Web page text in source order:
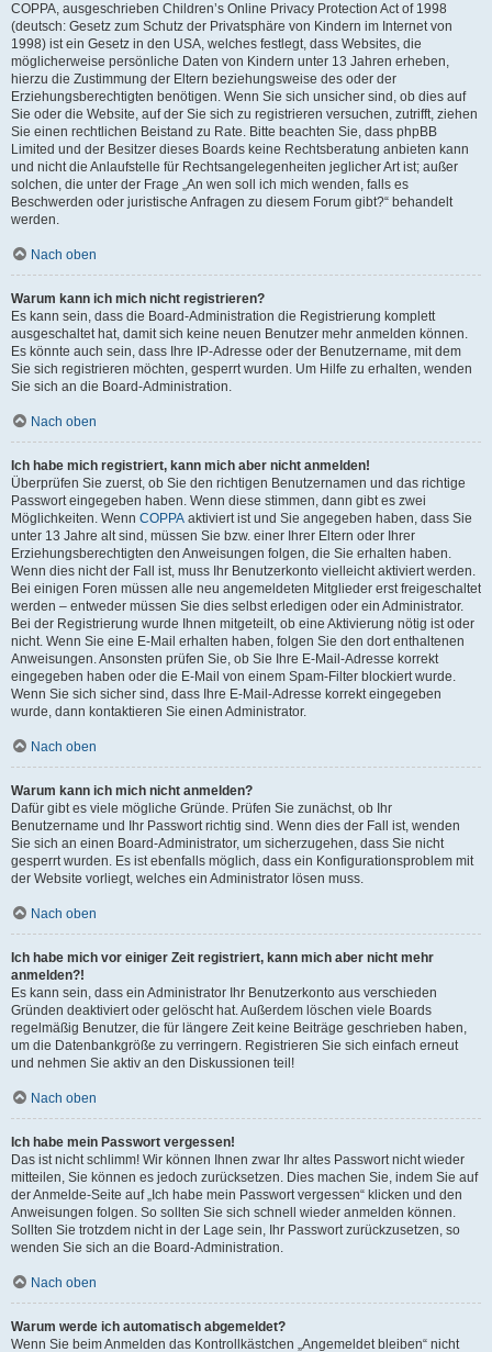
COPPA, ausgeschrieben Children’s Online Privacy Protection Act of 1998
(deutsch: Gesetz zum Schutz der Privatsphäre von Kindern im Internet von
1998) ist ein Gesetz in den USA, welches festlegt, dass Websites, die
möglicherweise persönliche Daten von Kindern unter 13 Jahren erheben,
hierzu die Zustimmung der Eltern beziehungsweise des oder der
Erziehungsberechtigten benötigen. Wenn Sie sich unsicher sind, ob dies auf
Sie oder die Website, auf der Sie sich zu registrieren versuchen, zutrifft, ziehen
Sie einen rechtlichen Beistand zu Rate. Bitte beachten Sie, dass phpBB
Limited und der Besitzer dieses Boards keine Rechtsberatung anbieten kann
und nicht die Anlaufstelle für Rechtsangelegenheiten jeglicher Art ist; außer
solchen, die unter der Frage „An wen soll ich mich wenden, falls es
Beschwerden oder juristische Anfragen zu diesem Forum gibt?“ behandelt
werden.
Nach oben
Warum kann ich mich nicht registrieren?
Es kann sein, dass die Board-Administration die Registrierung komplett
ausgeschaltet hat, damit sich keine neuen Benutzer mehr anmelden können.
Es könnte auch sein, dass Ihre IP-Adresse oder der Benutzername, mit dem
Sie sich registrieren möchten, gesperrt wurden. Um Hilfe zu erhalten, wenden
Sie sich an die Board-Administration.
Nach oben
Ich habe mich registriert, kann mich aber nicht anmelden!
Überprüfen Sie zuerst, ob Sie den richtigen Benutzernamen und das richtige
Passwort eingegeben haben. Wenn diese stimmen, dann gibt es zwei
Möglichkeiten. Wenn COPPA aktiviert ist und Sie angegeben haben, dass Sie
unter 13 Jahre alt sind, müssen Sie bzw. einer Ihrer Eltern oder Ihrer
Erziehungsberechtigten den Anweisungen folgen, die Sie erhalten haben.
Wenn dies nicht der Fall ist, muss Ihr Benutzerkonto vielleicht aktiviert werden.
Bei einigen Foren müssen alle neu angemeldeten Mitglieder erst freigeschaltet
werden – entweder müssen Sie dies selbst erledigen oder ein Administrator.
Bei der Registrierung wurde Ihnen mitgeteilt, ob eine Aktivierung nötig ist oder
nicht. Wenn Sie eine E-Mail erhalten haben, folgen Sie den dort enthaltenen
Anweisungen. Ansonsten prüfen Sie, ob Sie Ihre E-Mail-Adresse korrekt
eingegeben haben oder die E-Mail von einem Spam-Filter blockiert wurde.
Wenn Sie sich sicher sind, dass Ihre E-Mail-Adresse korrekt eingegeben
wurde, dann kontaktieren Sie einen Administrator.
Nach oben
Warum kann ich mich nicht anmelden?
Dafür gibt es viele mögliche Gründe. Prüfen Sie zunächst, ob Ihr
Benutzername und Ihr Passwort richtig sind. Wenn dies der Fall ist, wenden
Sie sich an einen Board-Administrator, um sicherzugehen, dass Sie nicht
gesperrt wurden. Es ist ebenfalls möglich, dass ein Konfigurationsproblem mit
der Website vorliegt, welches ein Administrator lösen muss.
Nach oben
Ich habe mich vor einiger Zeit registriert, kann mich aber nicht mehr
anmelden?!
Es kann sein, dass ein Administrator Ihr Benutzerkonto aus verschieden
Gründen deaktiviert oder gelöscht hat. Außerdem löschen viele Boards
regelmäßig Benutzer, die für längere Zeit keine Beiträge geschrieben haben,
um die Datenbankgröße zu verringern. Registrieren Sie sich einfach erneut
und nehmen Sie aktiv an den Diskussionen teil!
Nach oben
Ich habe mein Passwort vergessen!
Das ist nicht schlimm! Wir können Ihnen zwar Ihr altes Passwort nicht wieder
mitteilen, Sie können es jedoch zurücksetzen. Dies machen Sie, indem Sie auf
der Anmelde-Seite auf „Ich habe mein Passwort vergessen“ klicken und den
Anweisungen folgen. So sollten Sie sich schnell wieder anmelden können.
Sollten Sie trotzdem nicht in der Lage sein, Ihr Passwort zurückzusetzen, so
wenden Sie sich an die Board-Administration.
Nach oben
Warum werde ich automatisch abgemeldet?
Wenn Sie beim Anmelden das Kontrollkästchen „Angemeldet bleiben“ nicht